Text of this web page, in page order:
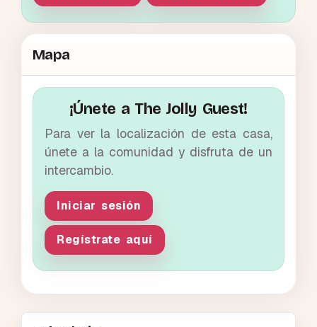
Mapa
¡Únete a The Jolly Guest!
Para ver la localización de esta casa,
únete a la comunidad y disfruta de un
intercambio.
Iniciar sesión
Regístrate aquí